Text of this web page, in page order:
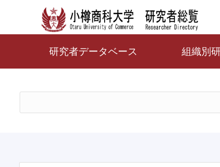
研究者データベース 組織別